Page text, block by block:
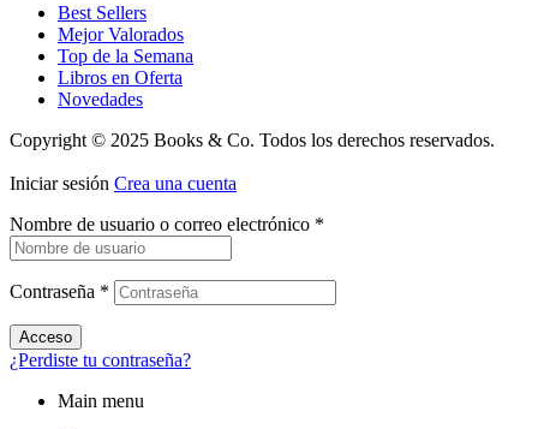
Best Sellers
Mejor Valorados
Top de la Semana
Libros en Oferta
Novedades
Copyright © 2025 Books & Co. Todos los derechos reservados.
Iniciar sesión Crea una cuenta
Nombre de usuario o correo electrónico *
Contraseña *
Acceso
¿Perdiste tu contraseña?
Main menu